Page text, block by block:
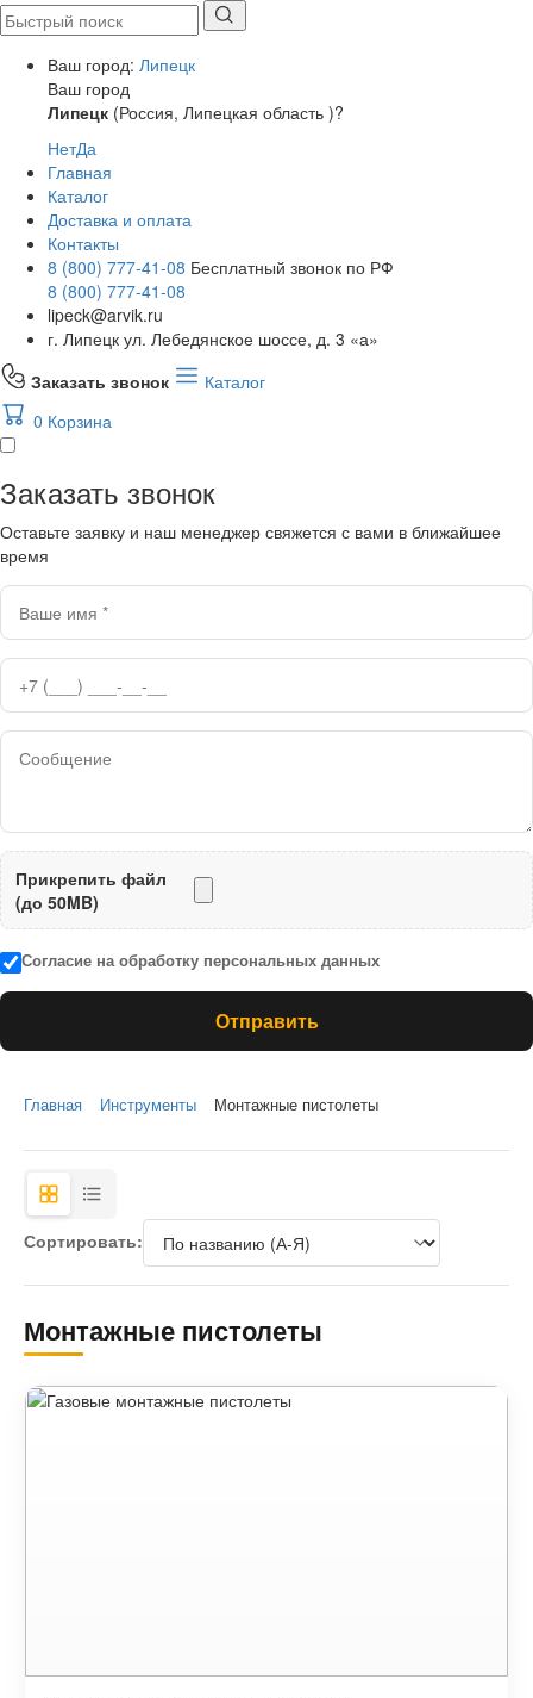
Ваш город: Липецк
Ваш город
Липецк (Россия, Липецкая область )?
НетДа
Главная
Каталог
Доставка и оплата
Контакты
8 (800) 777-41-08 Бесплатный звонок по РФ
8 (800) 777-41-08
lipeck@arvik.ru
г. Липецк ул. Лебедянское шоссе, д. 3 «а»
Заказать звонок
Каталог
0 Корзина
Заказать звонок
Оставьте заявку и наш менеджер свяжется с вами в ближайшее
время
Прикрепить файл
(до 50MB)
Согласие на обработку персональных данных
Отправить
Главная Инструменты Монтажные пистолеты
Сортировать:
Монтажные пистолеты